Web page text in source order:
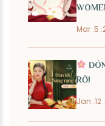
Mar .5
RỠ!
Jan .12